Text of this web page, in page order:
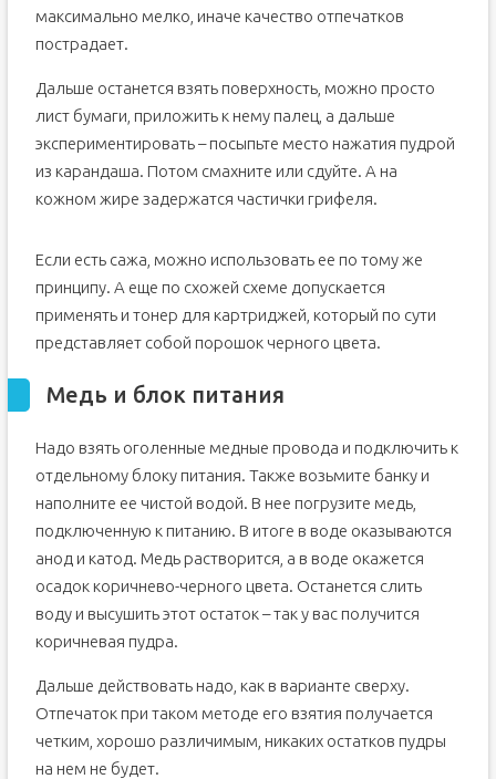
максимально мелко, иначе качество отпечатков
пострадает.
Дальше останется взять поверхность, можно просто
лист бумаги, приложить к нему палец, а дальше
экспериментировать – посыпьте место нажатия пудрой
из карандаша. Потом смахните или сдуйте. А на
кожном жире задержатся частички грифеля.
Если есть сажа, можно использовать ее по тому же
принципу. А еще по схожей схеме допускается
применять и тонер для картриджей, который по сути
представляет собой порошок черного цвета.
Медь и блок питания
Надо взять оголенные медные провода и подключить к
отдельному блоку питания. Также возьмите банку и
наполните ее чистой водой. В нее погрузите медь,
подключенную к питанию. В итоге в воде оказываются
анод и катод. Медь растворится, а в воде окажется
осадок коричнево-черного цвета. Останется слить
воду и высушить этот остаток – так у вас получится
коричневая пудра.
Дальше действовать надо, как в варианте сверху.
Отпечаток при таком методе его взятия получается
четким, хорошо различимым, никаких остатков пудры
на нем не будет.